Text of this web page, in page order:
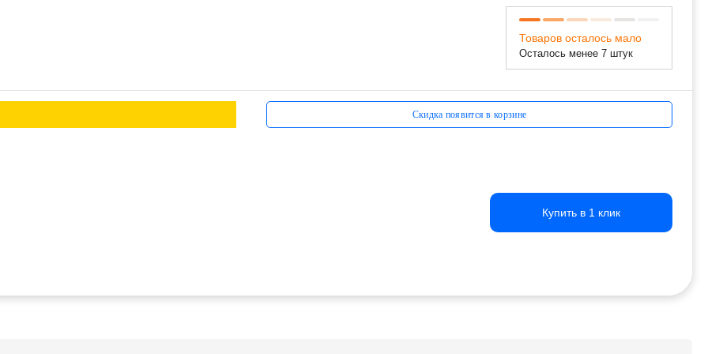
Товаров осталось мало
Осталось менее 7 штук
Скидка появится в корзине
Купить в 1 клик
Купить в 1 клик
Купить в 1 клик